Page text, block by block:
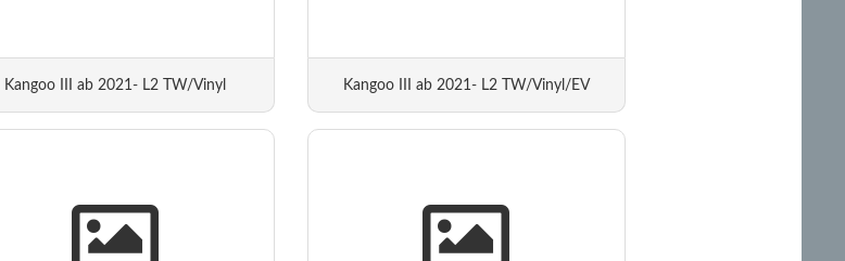
Kangoo III ab 2021- L2 TW/Vinyl Kangoo III ab 2021- L2 TW/Vinyl/EV